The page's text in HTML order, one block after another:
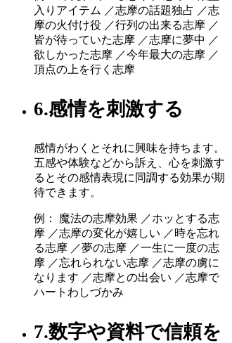
入りアイテム ／志摩の話題独占 ／志
摩の火付け役 ／行列の出来る志摩 ／
皆が待っていた志摩 ／志摩に夢中 ／
欲しかった志摩 ／今年最大の志摩 ／
頂点の上を行く志摩
6.感情を刺激する
感情がわくとそれに興味を持ちます。
五感や体験などから訴え、心を刺激す
るとその感情表現に同調する効果が期
待できます。
例： 魔法の志摩効果 ／ホッとする志
摩 ／志摩の変化が嬉しい ／時を忘れ
る志摩 ／夢の志摩 ／一生に一度の志
摩 ／忘れられない志摩 ／志摩の虜に
なります ／志摩との出会い ／志摩で
ハートわしづかみ
7.数字や資料で信頼を